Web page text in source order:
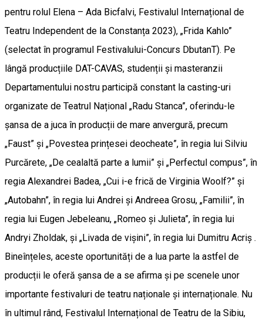
pentru rolul Elena – Ada Bicfalvi, Festivalul Internațional de
Teatru Independent de la Constanța 2023), „Frida Kahlo”
(selectat în programul Festivalului-Concurs DbutanT). Pe
lângă producțiile DAT-CAVAS, studenții și masteranzii
Departamentului nostru participă constant la casting-uri
organizate de Teatrul Național „Radu Stanca”, oferindu-le
șansa de a juca în producții de mare anvergură, precum
„Faust” și „Povestea prințesei deocheate”, în regia lui Silviu
Purcărete, „De cealaltă parte a lumii” și „Perfectul compus”, în
regia Alexandrei Badea, „Cui i-e frică de Virginia Woolf?” și
„Autobahn”, în regia lui Andrei și Andreea Grosu, „Familii”, în
regia lui Eugen Jebeleanu, „Romeo și Julieta”, în regia lui
Andryi Zholdak, și „Livada de vișini”, în regia lui Dumitru Acriș .
Bineînțeles, aceste oportunități de a lua parte la astfel de
producții le oferă șansa de a se afirma și pe scenele unor
importante festivaluri de teatru naționale și internaționale. Nu
în ultimul rând, Festivalul Internațional de Teatru de la Sibiu,